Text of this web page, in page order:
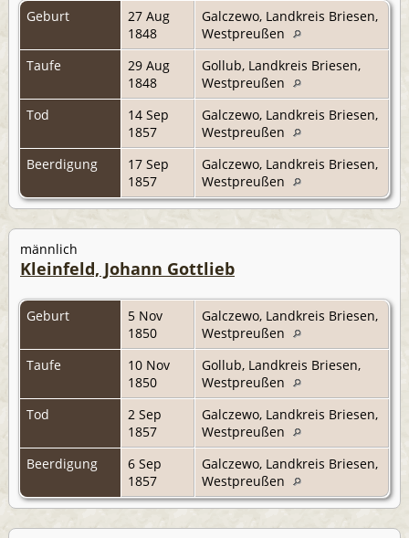
Geburt
27 Aug
1848
Galczewo, Landkreis Briesen,
Westpreußen
Taufe
29 Aug
1848
Gollub, Landkreis Briesen,
Westpreußen
Tod
14 Sep
1857
Galczewo, Landkreis Briesen,
Westpreußen
Beerdigung
17 Sep
1857
Galczewo, Landkreis Briesen,
Westpreußen
männlich
Kleinfeld, Johann Gottlieb
Geburt
5 Nov
1850
Galczewo, Landkreis Briesen,
Westpreußen
Taufe
10 Nov
1850
Gollub, Landkreis Briesen,
Westpreußen
Tod
2 Sep
1857
Galczewo, Landkreis Briesen,
Westpreußen
Beerdigung
6 Sep
1857
Galczewo, Landkreis Briesen,
Westpreußen